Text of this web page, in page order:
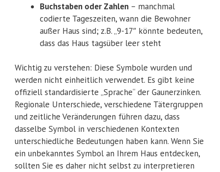
Buchstaben oder Zahlen – manchmal
codierte Tageszeiten, wann die Bewohner
außer Haus sind; z.B. „9-17″ könnte bedeuten,
dass das Haus tagsüber leer steht
Wichtig zu verstehen: Diese Symbole wurden und
werden nicht einheitlich verwendet. Es gibt keine
offiziell standardisierte „Sprache“ der Gaunerzinken.
Regionale Unterschiede, verschiedene Tätergruppen
und zeitliche Veränderungen führen dazu, dass
dasselbe Symbol in verschiedenen Kontexten
unterschiedliche Bedeutungen haben kann. Wenn Sie
ein unbekanntes Symbol an Ihrem Haus entdecken,
sollten Sie es daher nicht selbst zu interpretieren